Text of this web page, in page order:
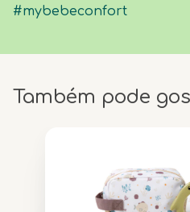
#mybebeconfort
Também pode